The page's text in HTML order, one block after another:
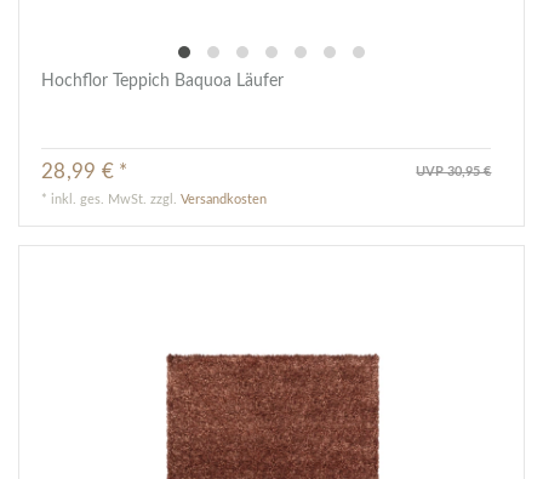
Hochflor Teppich Baquoa Läufer
UVP 30,95 €
28,99 € *
* inkl. ges. MwSt. zzgl.Versandkosten